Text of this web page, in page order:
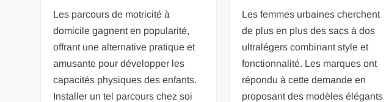
Les parcours de motricité à
domicile gagnent en popularité,
offrant une alternative pratique et
amusante pour développer les
capacités physiques des enfants.
Installer un tel parcours chez soi
Les femmes urbaines cherchent
de plus en plus des sacs à dos
ultralégers combinant style et
fonctionnalité. Les marques ont
répondu à cette demande en
proposant des modèles élégants